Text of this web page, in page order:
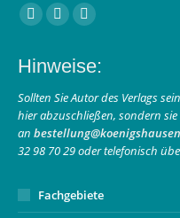
Finden Sie uns auf:
Facebook
opens
in
new
window
Instagram
opens
in
new
window
E-
page
opens
in
new
window
Hinweise:
Sollten Sie Autor des Verlags
hier abzuschließen, sondern
an
32 98 70 29 oder telefonisch
Fachgebiete